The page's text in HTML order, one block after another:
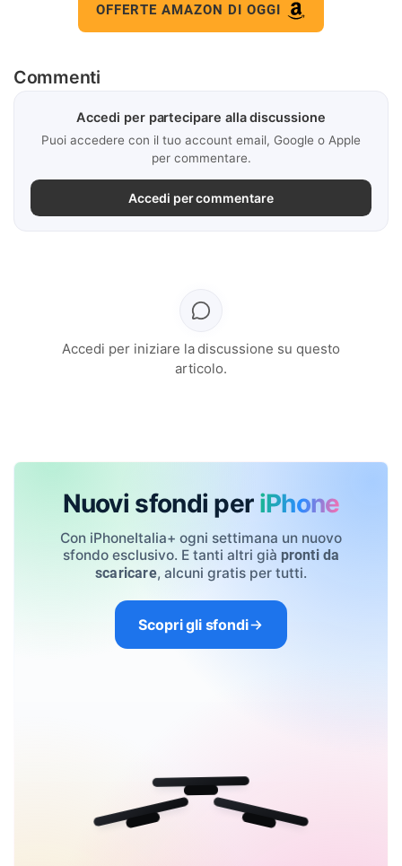
OFFERTE AMAZON DI OGGI
Commenti
Accedi per partecipare alla discussione
Puoi accedere con il tuo account email, Google o Apple
per commentare.
Accedi per commentare
Accedi per iniziare la discussione su questo
articolo.
Nuovi sfondi per iPhone
Con iPhoneItalia+ ogni settimana un nuovo
sfondo esclusivo. E tanti altri già pronti da
scaricare, alcuni gratis per tutti.
Scopri gli sfondi